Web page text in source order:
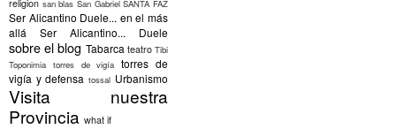
religion san blas San Gabriel SANTA FAZ
Ser Alicantino Duele... en el más
allá
Ser Alicantino... Duele
sobre el blog Tabarca teatro Tibi
Toponimia torres de vigía torres de
vigía y defensa tossal Urbanismo
Visita nuestra
Provincia what if